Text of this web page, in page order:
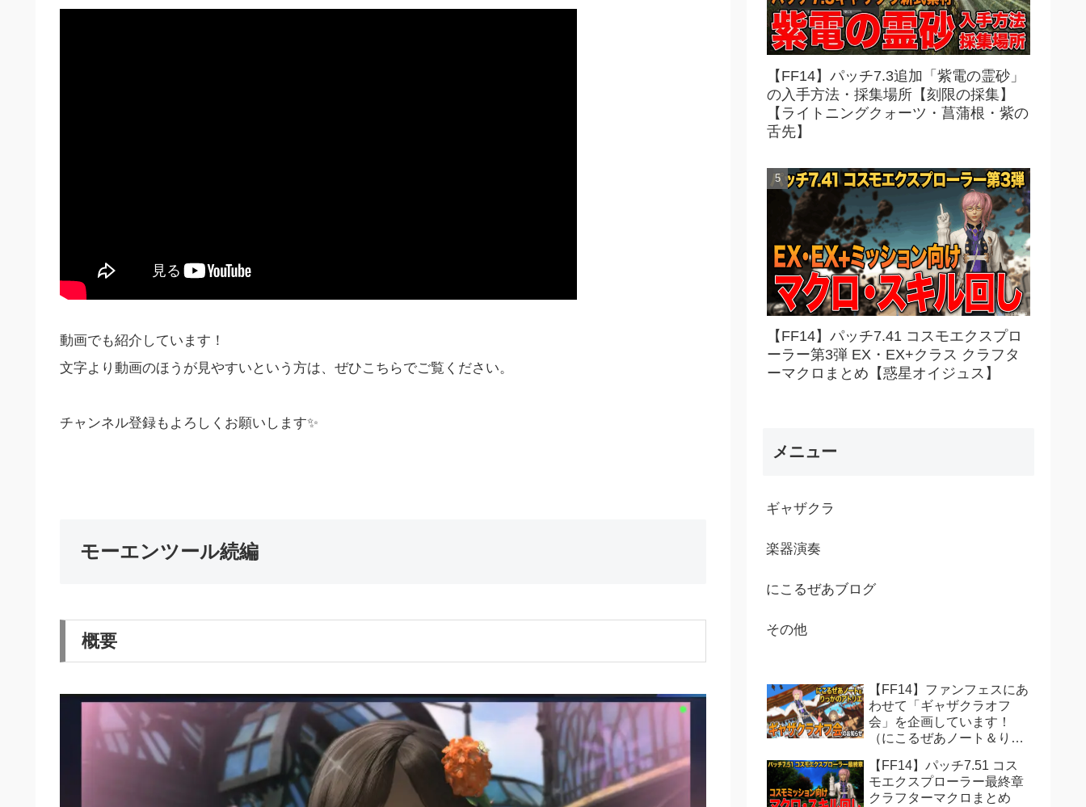
動画でも紹介しています！
文字より動画のほうが見やすいという方は、ぜひこちらでご覧ください。
チャンネル登録もよろしくお願いします✨
モーエンツール続編
概要
【FF14】パッチ7.3追加「紫電の霊砂」
の入手方法・採集場所【刻限の採集】
【ライトニングクォーツ・菖蒲根・紫の
舌先】
【FF14】パッチ7.41 コスモエクスプロ
ーラー第3弾 EX・EX+クラス クラフタ
ーマクロまとめ【惑星オイジュス】
メニュー
ギャザクラ
楽器演奏
にこるぜあブログ
その他
【FF14】ファンフェスにあ
わせて「ギャザクラオフ
会」を企画しています！
（にこるぜあノート＆りっ
【FF14】パッチ7.51 コス
モエクスプローラー最終章
クラフターマクロまとめ